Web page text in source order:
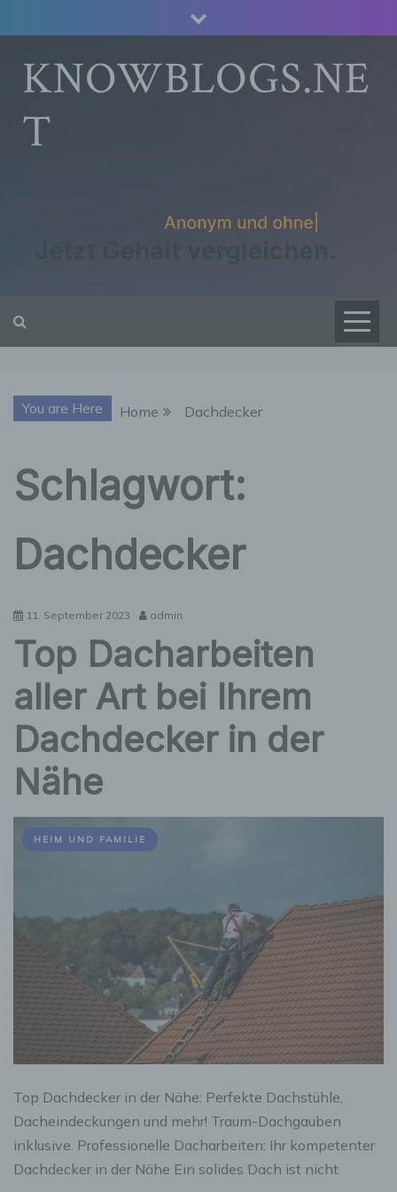
to
contentKNOWBLOGS.NE
T
You are Here Home Dachdecker
Schlagwort:
Dachdecker
11. September 2023 admin
Top Dacharbeiten
aller Art bei Ihrem
Dachdecker in der
Nähe
HEIM UND FAMILIE
Top Dachdecker in der Nähe: Perfekte Dachstühle,
Dacheindeckungen und mehr! Traum-Dachgauben
inklusive. Professionelle Dacharbeiten: Ihr kompetenter
Dachdecker in der Nähe Ein solides Dach ist nicht